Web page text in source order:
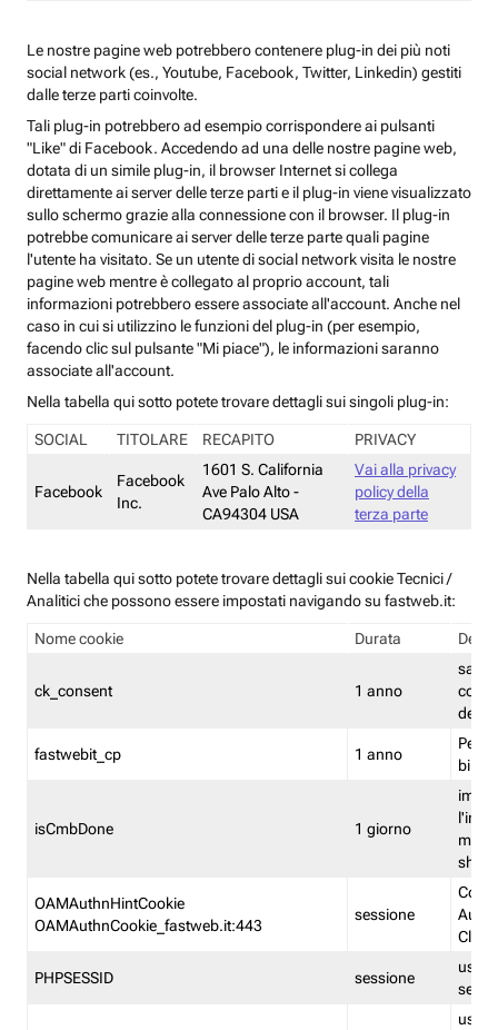
Le nostre pagine web potrebbero contenere plug-in dei più noti
social network (es., Youtube, Facebook, Twitter, Linkedin) gestiti
dalle terze parti coinvolte.
Tali plug-in potrebbero ad esempio corrispondere ai pulsanti
"Like" di Facebook. Accedendo ad una delle nostre pagine web,
dotata di un simile plug-in, il browser Internet si collega
direttamente ai server delle terze parti e il plug-in viene visualizzato
sullo schermo grazie alla connessione con il browser. Il plug-in
potrebbe comunicare ai server delle terze parte quali pagine
l'utente ha visitato. Se un utente di social network visita le nostre
pagine web mentre è collegato al proprio account, tali
informazioni potrebbero essere associate all'account. Anche nel
caso in cui si utilizzino le funzioni del plug-in (per esempio,
facendo clic sul pulsante "Mi piace"), le informazioni saranno
associate all'account.
Nella tabella qui sotto potete trovare dettagli sui singoli plug-in:
SOCIAL TITOLARE RECAPITO PRIVACY
Facebook
Facebook
Inc.
1601 S. California
Ave Palo Alto -
CA94304 USA
Vai alla privacy
policy della
terza parte
Nella tabella qui sotto potete trovare dettagli sui cookie Tecnici /
Analitici che possono essere impostati navigando su fastweb.it:
Nome cookie Durata
ck_consent 1 anno
salva
dei
fastwebit_cp 1 anno
isCmbDone 1 giorno
shp
OAMAuthnHintCookie
OAMAuthnCookie_fastweb.it:443
sessione
PHPSESSID sessione